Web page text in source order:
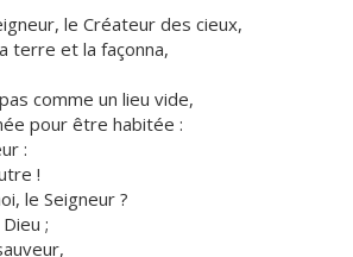
le Créateur des cieux,
terre et la façonna,
comme un lieu vide,
pour être habitée :
:
!
le Seigneur ?
;